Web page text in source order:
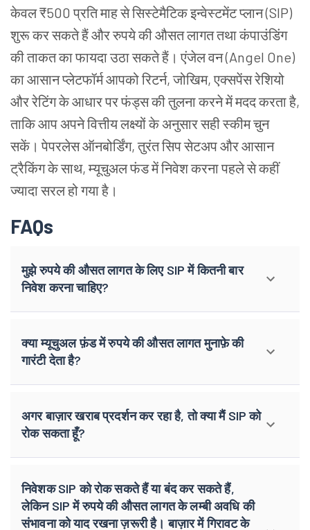
केवल ₹500 प्रति माह से सिस्टेमैटिक इन्वेस्टमेंट प्लान (SIP)
शुरू कर सकते हैं और रुपये की औसत लागत तथा कंपाउंडिंग
की ताकत का फायदा उठा सकते हैं। एंजेल वन (Angel One)
का आसान प्लेटफॉर्म आपको रिटर्न, जोखिम, एक्सपेंस रेशियो
और रेटिंग के आधार पर फंड्स की तुलना करने में मदद करता है,
ताकि आप अपने वित्तीय लक्ष्यों के अनुसार सही स्कीम चुन
सकें। पेपरलेस ऑनबोर्डिंग, तुरंत सिप सेटअप और आसान
ट्रैकिंग के साथ, म्यूचुअल फंड में निवेश करना पहले से कहीं
ज्यादा सरल हो गया है।
FAQs
मुझे रुपये की औसत लागत के लिए SIP में कितनी बार
निवेश करना चाहिए?
क्या म्यूचुअल फ़ंड में रुपये की औसत लागत मुनाफ़े की
गारंटी देता है?
अगर बाज़ार खराब प्रदर्शन कर रहा है, तो क्या मैं SIP को
रोक सकता हूँ?
निवेशक SIP को रोक सकते हैं या बंद कर सकते हैं,
लेकिन SIP में रुपये की औसत लागत के लम्बी अवधि की
संभावना को याद रखना ज़रूरी है। बाज़ार में गिरावट के